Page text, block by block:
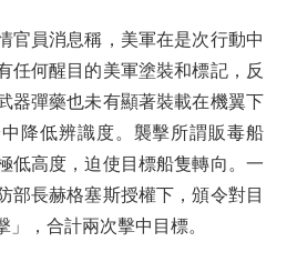
員消息稱，美軍在是次行動中
任何醒目的美軍塗裝和標記，反
器彈藥也未有顯著裝載在機翼下
降低辨識度。襲擊所謂販毒船
低高度，迫使目標船隻轉向。一
部長赫格塞斯授權下，頒令對目
」，合計兩次擊中目標。